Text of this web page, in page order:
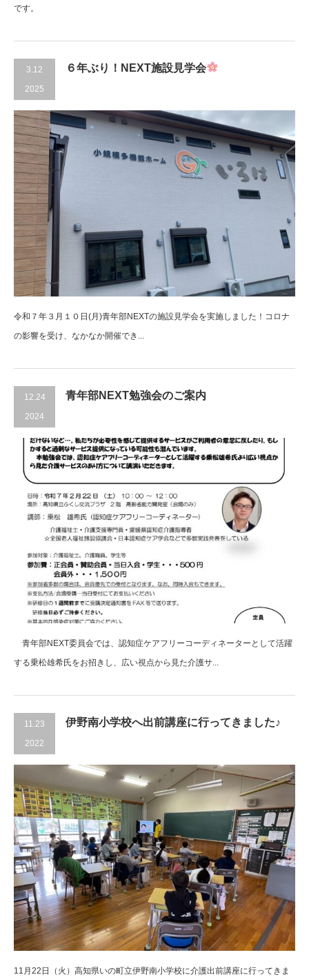
です。
3.12
2025
６年ぶり！NEXT施設見学会
令和７年３月１０日(月)青年部NEXTの施設見学会を実施しました！コロナ
の影響を受け、なかなか開催でき...
12.24
2024
青年部NEXT勉強会のご案内
青年部NEXT委員会では、認知症ケアフリーコーディネーターとして活躍
する乗松雄希氏をお招きし、広い視点から見た介護サ...
11.23
2022
伊野南小学校へ出前講座に行ってきました♪
11月22日（火）高知県いの町立伊野南小学校に介護出前講座に行ってきま